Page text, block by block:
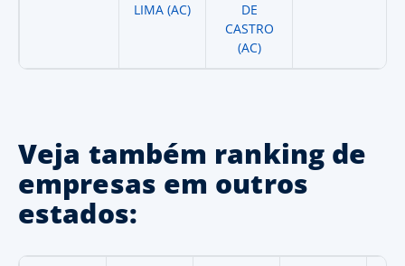
LIMA (AC)
DE
CASTRO
(AC)
Veja também ranking de
empresas em outros
estados: